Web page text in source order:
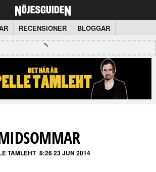
RECENSIONER BLOGGAR
TAMLEHT 8:26 23 JUN 2014